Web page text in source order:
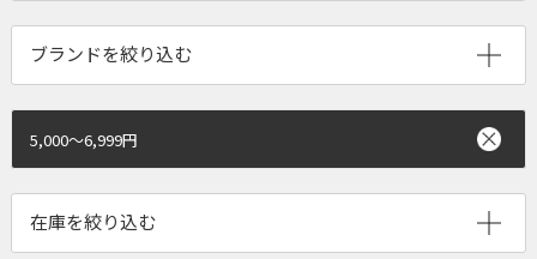
ブランドを絞り込む
5,000～6,999円